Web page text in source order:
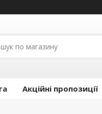
Акційні пропозиції